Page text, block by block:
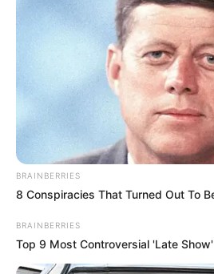
PostedFriss hírek
itt a vége !Elhagyta
Magyarországot!
Lőrinctől
BRAINBERRIES
8 Conspiracies That Turned Out To
BRAINBERRIES
Top 9 Most Controversial 'Late